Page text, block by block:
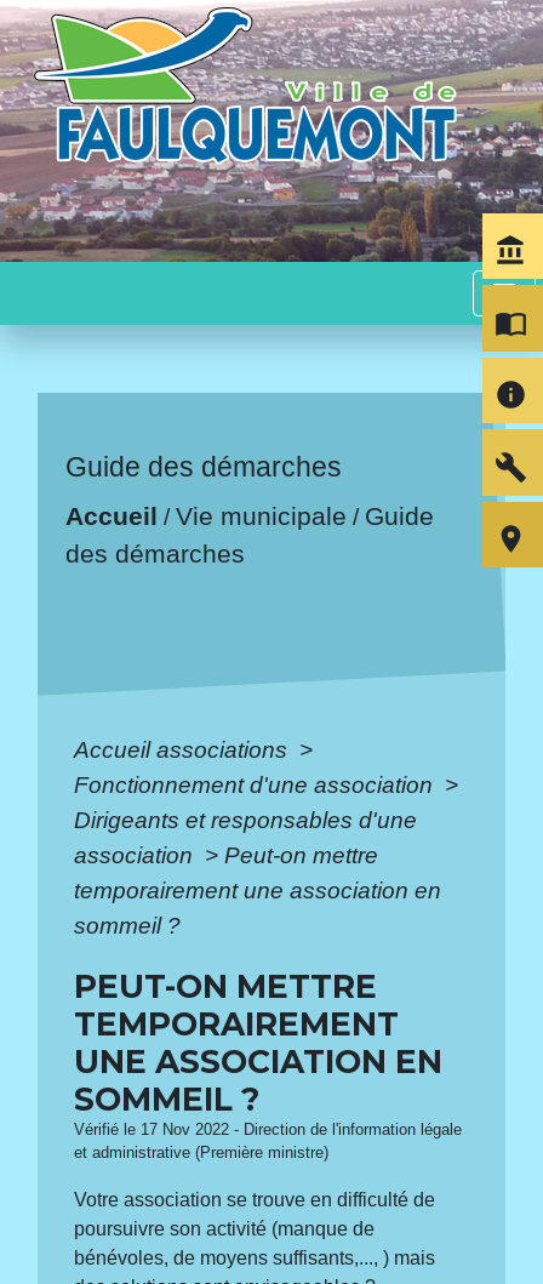
menu
Guide des démarches
Accueil /Vie municipale / Guide
des démarches
Accueil associations >
Fonctionnement d'une association >
Dirigeants et responsables d'une
association > Peut-on mettre
temporairement une association en
sommeil ?
PEUT-ON METTRE
TEMPORAIREMENT
UNE ASSOCIATION EN
SOMMEIL ?
Vérifié le 17 Nov 2022 - Direction de l'information légale
et administrative (Première ministre)
Votre association se trouve en difficulté de
poursuivre son activité (manque de
bénévoles, de moyens suffisants,..., ) mais
account_balance
import_contacts
info
build
room